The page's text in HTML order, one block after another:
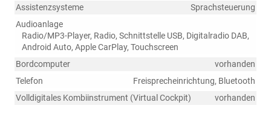
Assistenzsysteme
Sprachsteuerung
Audioanlage
Radio/MP3-Player, Radio, Schnittstelle USB, Digitalradio DAB,
Android Auto, Apple CarPlay, Touchscreen
Bordcomputer
vorhanden
Telefon
Freisprecheinrichtung, Bluetooth
Volldigitales Kombiinstrument (Virtual Cockpit)
vorhanden